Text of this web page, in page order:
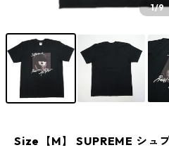
1/9
Size【M】 SUPREME シュ